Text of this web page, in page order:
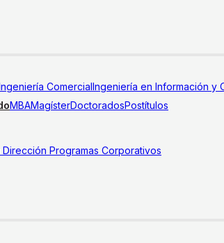
ComercialIngeniería en Información y
MBAMagísterDoctoradosPostítulos
Dirección Programas Corporativos